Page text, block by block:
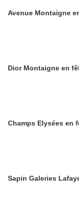
Avenue Montaigne
Dior Montaigne en
Champs Elysées en
Sapin Galeries